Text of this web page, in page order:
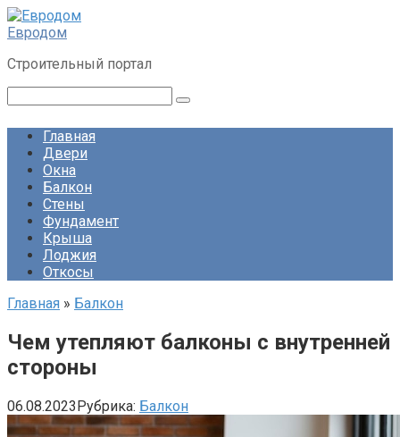
Перейти
к
Евродом
Строительный портал
Главная
Двери
Окна
Балкон
Стены
Фундамент
Крыша
Лоджия
Откосы
Главная » Балкон
Чем утепляют балконы с внутренней
стороны
06.08.2023Рубрика: Балкон